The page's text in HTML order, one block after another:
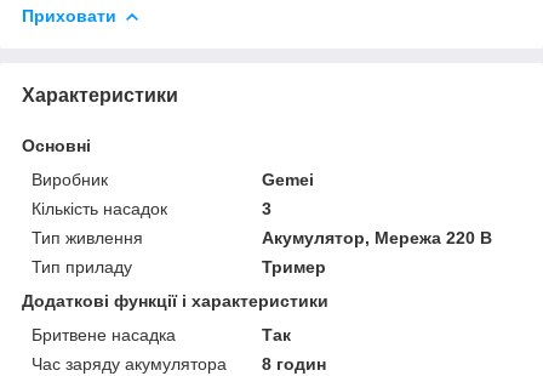
Приховати
Характеристики
Основні
Виробник
Gemei
Кількість насадок
3
Тип живлення
Акумулятор, Мережа 220 В
Тип приладу
Тример
Додаткові функції і характеристики
Бритвене насадка
Так
Час заряду акумулятора
8 годин